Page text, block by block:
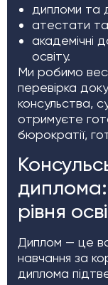
дипломи та
атестати
академічні
освіту.
Ми робимо
перевірка
консульства,
отримуєте
бюрократії,
рівня
Диплом — це
навчання за
диплома